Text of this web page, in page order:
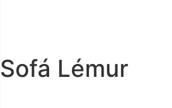
Sofá Lémur